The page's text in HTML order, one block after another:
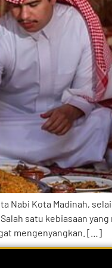
Nabi Kota Madinah,
satu kebiasaan
mengenyangkan. […]